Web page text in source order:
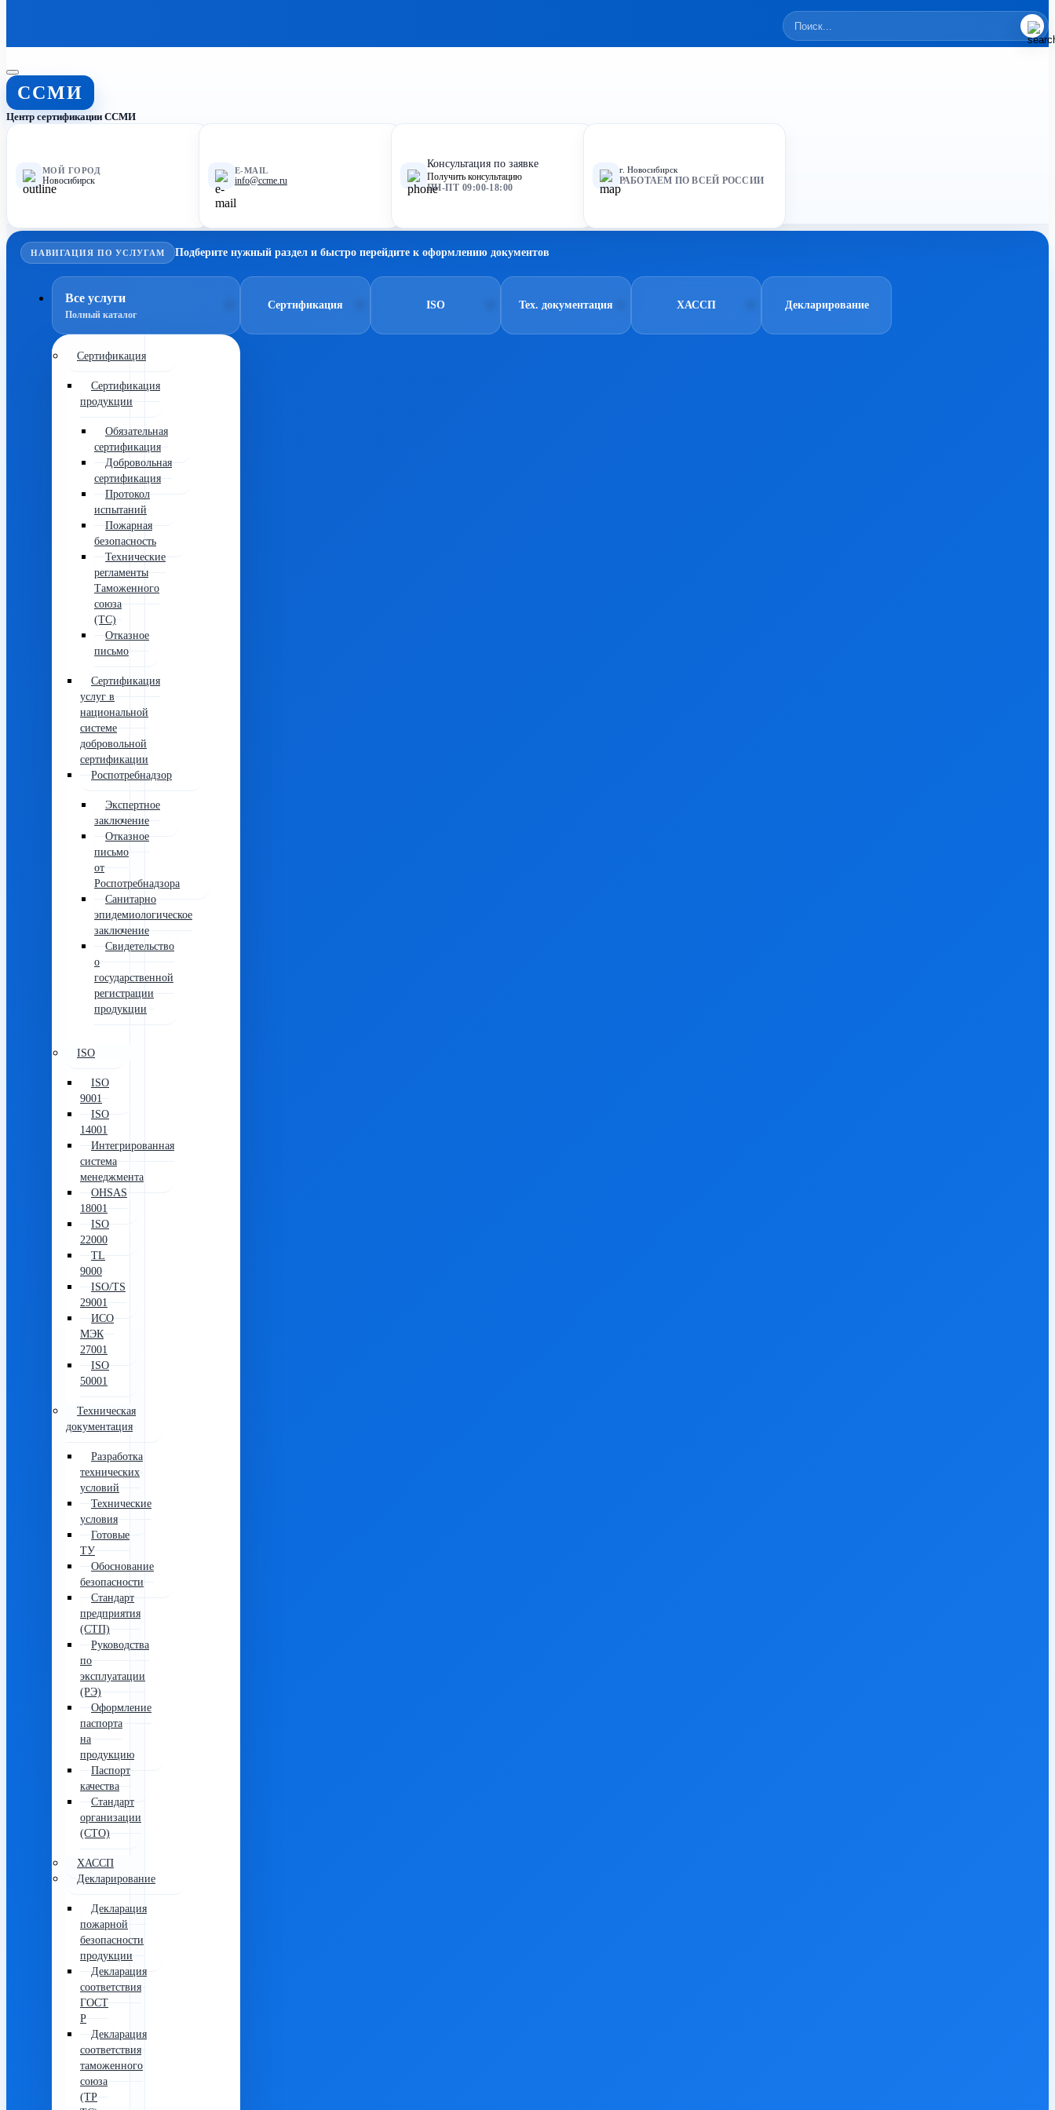
ССМИ
Центр сертификации ССМИ
МОЙ ГОРОД
Новосибирск
E-MAIL
info@ccme.ru
Консультация по заявке
Получить консультацию
ПН-ПТ 09:00-18:00
г. Новосибирск
РАБОТАЕМ ПО ВСЕЙ РОССИИ
НАВИГАЦИЯ ПО УСЛУГАМ Подберите нужный раздел и быстро перейдите к оформлению документов
Все услуги
Полный каталог
Сертификация
Сертификация
продукции
Обязательная
сертификация
Добровольная
сертификация
Протокол
испытаний
Пожарная
безопасность
Технические
регламенты
Таможенного
союза
(ТС)
Отказное
письмо
Сертификация
услуг в
национальной
системе
добровольной
сертификации
Роспотребнадзор
Экспертное
заключение
Отказное
письмо
от
Роспотребнадзора
Санитарно
эпидемиологическое
заключение
Свидетельство
о
государственной
регистрации
продукции
ISO
ISO
9001
ISO
14001
Интегрированная
система
менеджмента
OHSAS
18001
ISO
22000
TL
9000
ISO/TS
29001
ИСО
МЭК
27001
ISO
50001
Техническая
документация
Разработка
технических
условий
Технические
условия
Готовые
ТУ
Обоснование
безопасности
Стандарт
предприятия
(СТП)
Руководства
по
эксплуатации
(РЭ)
Оформление
паспорта
на
продукцию
Паспорт
качества
Стандарт
организации
(СТО)
ХАССП
Декларирование
Декларация
пожарной
безопасности
продукции
Декларация
соответствия
ГОСТ
Р
Декларация
соответствия
таможенного
союза
(ТР
Сертификация ISO Тех. документация ХАССП Декларирование